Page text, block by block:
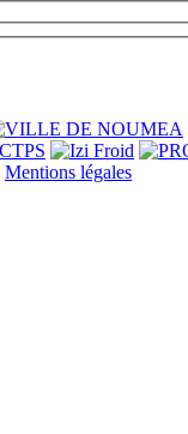
Mentions légales